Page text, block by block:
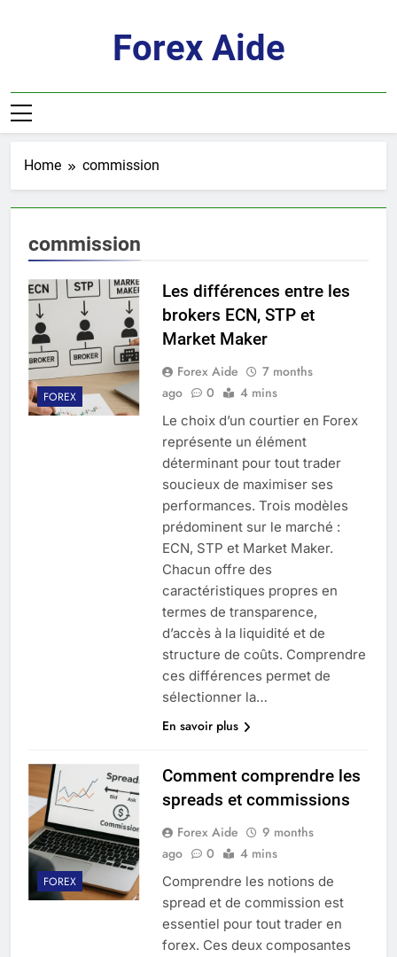
Forex Aide
Home commission
commission
FOREX
Les différences entre les
brokers ECN, STP et
Market Maker
Forex Aide
7 months
ago
0 4 mins
Le choix d’un courtier en Forex
représente un élément
déterminant pour tout trader
soucieux de maximiser ses
performances. Trois modèles
prédominent sur le marché :
ECN, STP et Market Maker.
Chacun offre des
caractéristiques propres en
termes de transparence,
d’accès à la liquidité et de
structure de coûts. Comprendre
ces différences permet de
sélectionner la…
En savoir plus
FOREX
Comment comprendre les
spreads et commissions
Forex Aide
9 months
ago
0 4 mins
Comprendre les notions de
spread et de commission est
essentiel pour tout trader en
forex. Ces deux composantes